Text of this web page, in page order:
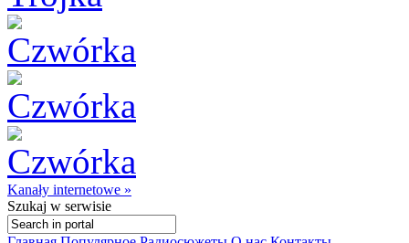
Kanały internetowe »
Szukaj w serwisie